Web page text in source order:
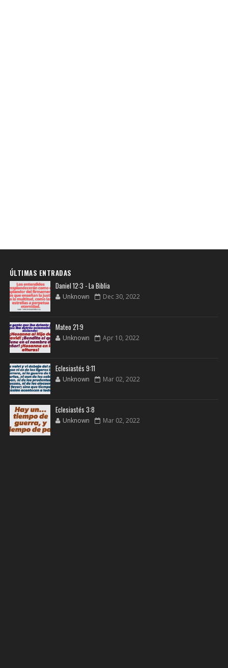
ÚLTIMAS ENTRADAS
Daniel 12:3 - La Biblia
Unknown Dec 30, 2022
Mateo 21:9
Unknown Apr 10, 2022
Eclesiastés 9:11
Unknown Mar 02, 2022
Eclesiastés 3:8
Unknown Mar 02, 2022